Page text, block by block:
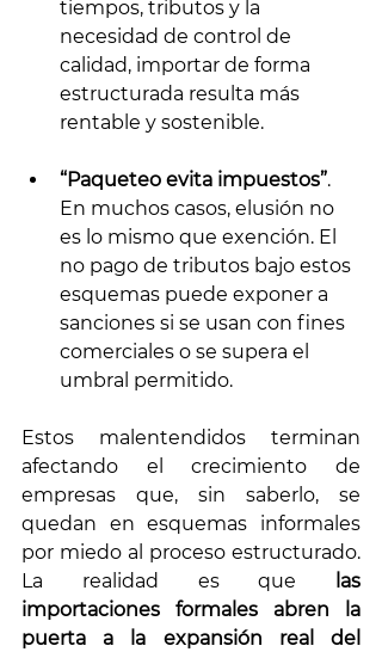
tiempos, tributos y la
necesidad de control de
calidad, importar de forma
estructurada resulta más
rentable y sostenible.
“Paqueteo evita impuestos”.
En muchos casos, elusión no
es lo mismo que exención. El
no pago de tributos bajo estos
esquemas puede exponer a
sanciones si se usan con fines
comerciales o se supera el
umbral permitido.
Estos malentendidos terminan
afectando el crecimiento de
empresas que, sin saberlo, se
quedan en esquemas informales
por miedo al proceso estructurado.
La realidad es que
las
importaciones formales abren la
puerta a la expansión real del